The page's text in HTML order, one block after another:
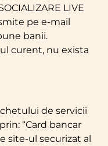
LIVE
pe e-mail
banii.
curent, nu exista
de servicii
“Card bancar
site-ul securizat al